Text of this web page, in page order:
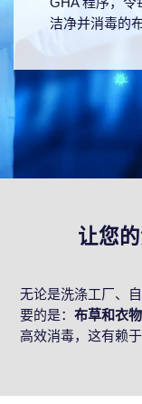
洁净并消毒的布
让您
无论是洗涤工厂、
要的是： 布草和衣
高效消毒，这有赖